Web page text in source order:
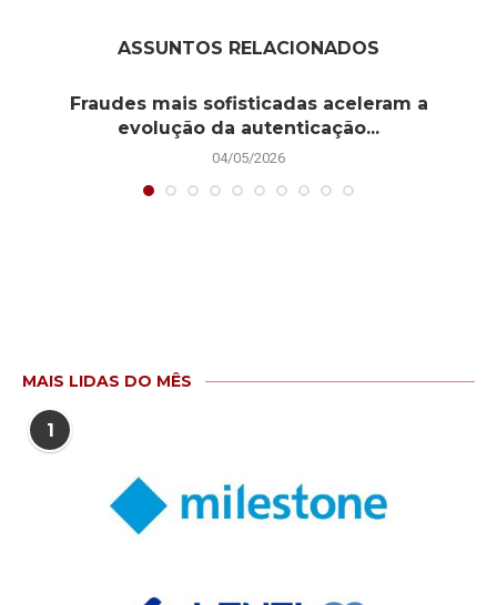
ASSUNTOS RELACIONADOS
Fraudes mais sofisticadas aceleram a
evolução da autenticação...
04/05/2026
MAIS LIDAS DO MÊS
1